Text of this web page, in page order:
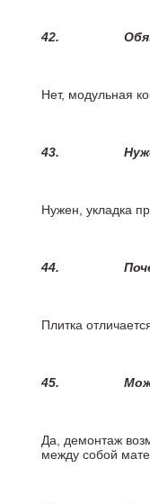
42.
Нет, модульная
43.
Нужен, укладка
44.
Плитка
45.
Да, демонтаж
между собой